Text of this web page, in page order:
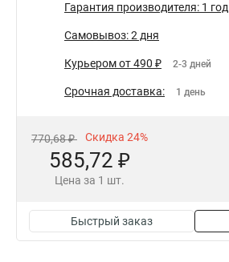
Гарантия производителя: 1 год
Самовывоз: 2 дня
Курьером от 490 ₽ 2-3 дней
Срочная доставка: 1 день
770,68 ₽ Скидка 24%
585,72 ₽
Цена за 1 шт.
Быстрый заказ